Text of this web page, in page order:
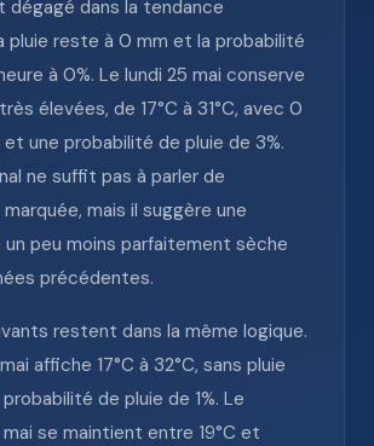
dégagé dans la tendance
pluie reste à 0 mm et la probabilité
à 0%. Le lundi 25 mai conserve
élevées, de 17°C à 31°C, avec 0
une probabilité de pluie de 3%.
ne suffit pas à parler de
mais il suggère une
peu moins parfaitement sèche
précédentes.
restent dans la même logique.
affiche 17°C à 32°C, sans pluie
de pluie de 1%. Le
se maintient entre 19°C et